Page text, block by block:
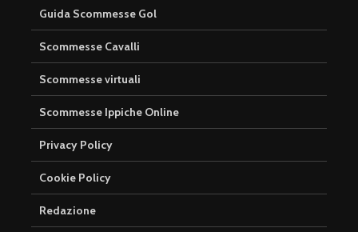
Guida Scommesse Gol
Scommesse Cavalli
Scommesse virtuali
Scommesse Ippiche Online
Privacy Policy
Cookie Policy
Redazione